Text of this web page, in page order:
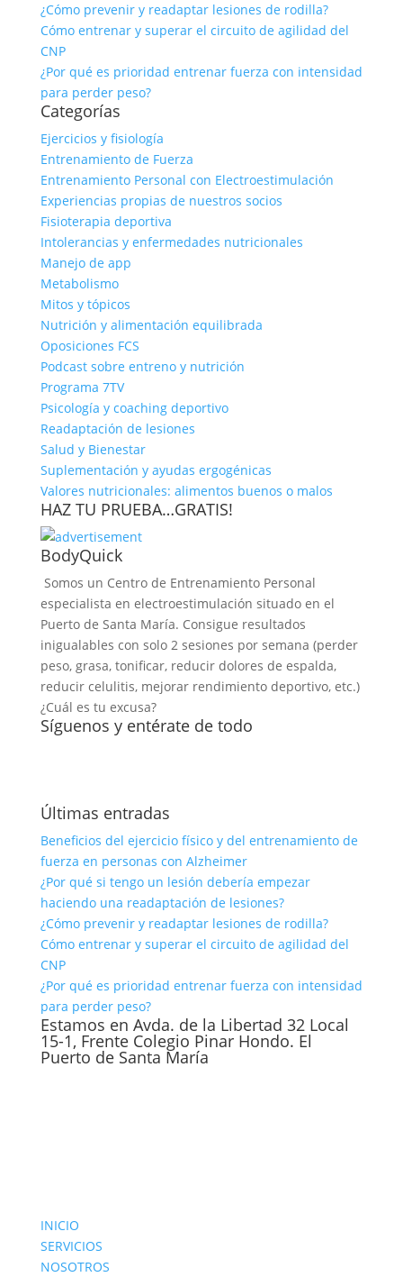
¿Cómo prevenir y readaptar lesiones de rodilla?
Cómo entrenar y superar el circuito de agilidad del
CNP
¿Por qué es prioridad entrenar fuerza con intensidad
para perder peso?
Categorías
Ejercicios y fisiología
Entrenamiento de Fuerza
Entrenamiento Personal con Electroestimulación
Experiencias propias de nuestros socios
Fisioterapia deportiva
Intolerancias y enfermedades nutricionales
Manejo de app
Metabolismo
Mitos y tópicos
Nutrición y alimentación equilibrada
Oposiciones FCS
Podcast sobre entreno y nutrición
Programa 7TV
Psicología y coaching deportivo
Readaptación de lesiones
Salud y Bienestar
Suplementación y ayudas ergogénicas
Valores nutricionales: alimentos buenos o malos
HAZ TU PRUEBA…GRATIS!
BodyQuick
Somos un Centro de Entrenamiento Personal
especialista en electroestimulación situado en el
Puerto de Santa María. Consigue resultados
inigualables con solo 2 sesiones por semana (perder
peso, grasa, tonificar, reducir dolores de espalda,
reducir celulitis, mejorar rendimiento deportivo, etc.)
¿Cuál es tu excusa?
Síguenos y entérate de todo
Últimas entradas
Beneficios del ejercicio físico y del entrenamiento de
fuerza en personas con Alzheimer
¿Por qué si tengo un lesión debería empezar
haciendo una readaptación de lesiones?
¿Cómo prevenir y readaptar lesiones de rodilla?
Cómo entrenar y superar el circuito de agilidad del
CNP
¿Por qué es prioridad entrenar fuerza con intensidad
para perder peso?
Estamos en Avda. de la Libertad 32 Local
15-1, Frente Colegio Pinar Hondo. El
Puerto de Santa María
INICIO
SERVICIOS
NOSOTROS